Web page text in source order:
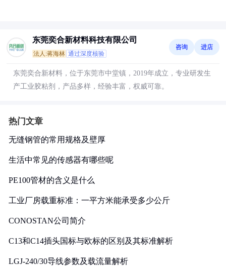
东莞奕合新材料科技有限公司
法人:蒋海林 通过深度核验
咨询 进店
东莞奕合新材料，位于东莞市中堂镇，2019年成立，专业研发生
产工业胶粘剂，产品多样，经验丰富，权威可靠。
热门文章
无缝钢管的常用规格及壁厚
生活中常见的传感器有哪些呢
PE100管材的含义是什么
工业厂房载重标准：一平方米能承受多少公斤
CONOSTAN公司简介
C13和C14插头国标与欧标的区别及其标准解析
LGJ-240/30导线参数及载流量解析